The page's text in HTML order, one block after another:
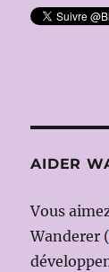
AIDER
Vous
Wanderer